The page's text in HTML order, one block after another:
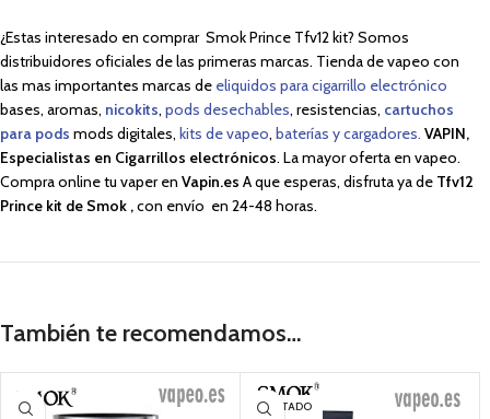
¿Estas interesado en comprar Smok Prince Tfv12 kit? Somos
distribuidores oficiales de las primeras marcas. Tienda de vapeo con
las mas importantes marcas de eliquidos para cigarrillo electrónico
bases, aromas, nicokits, pods desechables, resistencias, cartuchos
para pods mods digitales, kits de vapeo, baterías y cargadores. VAPIN,
Especialistas en Cigarrillos electrónicos. La mayor oferta en vapeo.
Compra online tu vaper en Vapin.es A que esperas, disfruta ya de Tfv12
Prince kit de Smok ,con envío en 24-48 horas.
También te recomendamos…
AGOTADO